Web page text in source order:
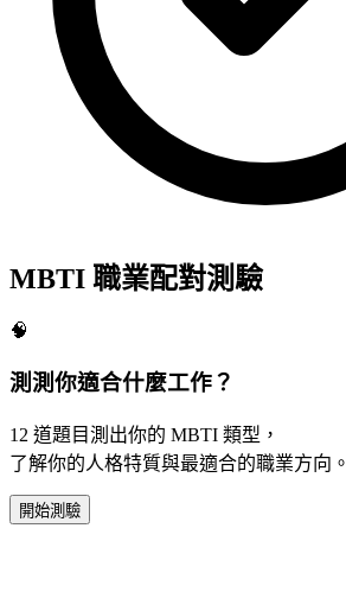
MBTI 職業配對測驗
🧠
測測你適合什麼工作？
12 道題目測出你的 MBTI 類型，
了解你的人格特質與最適合的職業方向。
開始測驗